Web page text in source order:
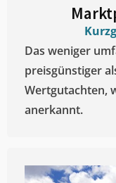
Das weniger
preisgünstiger
Wertgutachten,
anerkannt.